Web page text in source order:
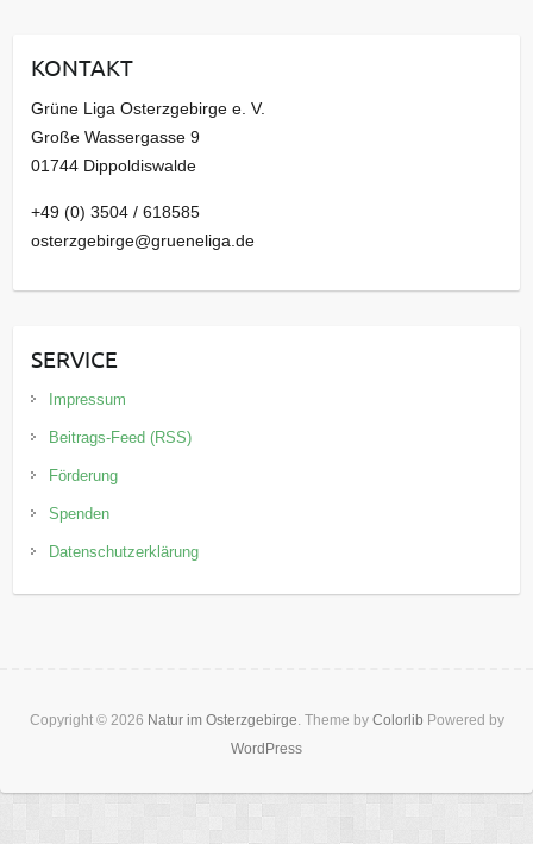
v
KONTAKT
Grüne Liga Osterzgebirge e. V.
Große Wassergasse 9
01744 Dippoldiswalde
+49 (0) 3504 / 618585
osterzgebirge@grueneliga.de
SERVICE
Impressum
Beitrags-Feed (RSS)
Förderung
Spenden
Datenschutzerklärung
Copyright © 2026 Natur im Osterzgebirge . Theme by Colorlib Powered by
WordPress